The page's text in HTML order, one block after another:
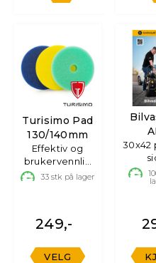
Turisimo Pad
130/140mm
Effektiv og
brukervennlig
poleringsputer
33 stk på lager
249,-
VELG
30x42